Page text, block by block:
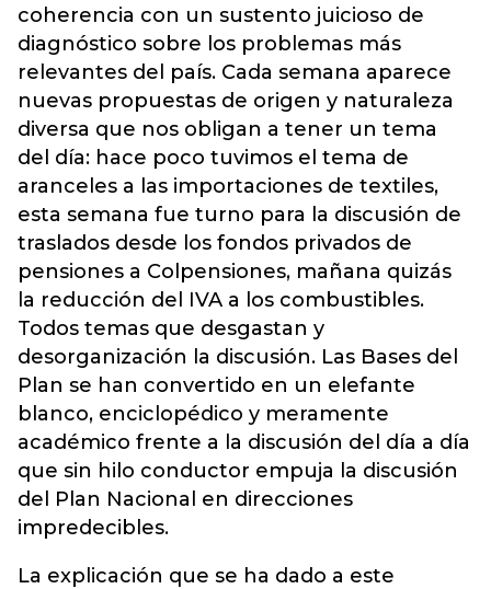
coherencia con un sustento juicioso de
diagnóstico sobre los problemas más
relevantes del país. Cada semana aparece
nuevas propuestas de origen y naturaleza
diversa que nos obligan a tener un tema
del día: hace poco tuvimos el tema de
aranceles a las importaciones de textiles,
esta semana fue turno para la discusión de
traslados desde los fondos privados de
pensiones a Colpensiones, mañana quizás
la reducción del IVA a los combustibles.
Todos temas que desgastan y
desorganización la discusión. Las Bases del
Plan se han convertido en un elefante
blanco, enciclopédico y meramente
académico frente a la discusión del día a día
que sin hilo conductor empuja la discusión
del Plan Nacional en direcciones
impredecibles.
La explicación que se ha dado a este